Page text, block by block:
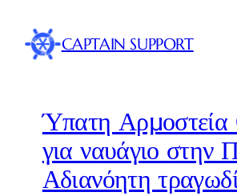
CAPTAIN SUPPORT
Ύπατη
για ναυάγιο στην
Αδιανόητη